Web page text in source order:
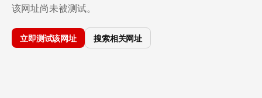
该网址尚未被测试。
立即测试该网址 搜索相关网址